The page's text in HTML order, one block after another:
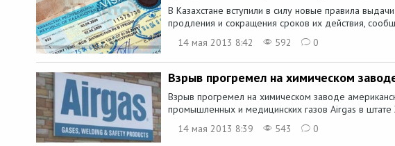
В Казахстане вступили в силу новые правила
продления и сокращения сроков их действия,
14 мая 2013 8:42
592 0
Взрыв прогремел на химическом
Взрыв прогремел на химическом заводе
промышленных и медицинских газов Airgas в штате
14 мая 2013 8:39
543 0